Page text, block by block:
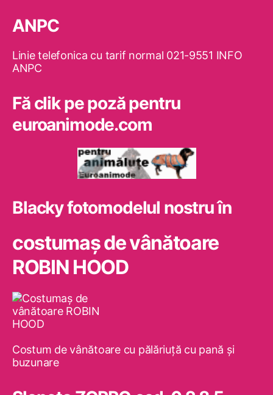
ANPC
Linie telefonica cu tarif normal 021-9551 INFO
ANPC
Fă clik pe poză pentru
euroanimode.com
Blacky fotomodelul nostru în
costumaş de vânătoare
ROBIN HOOD
Costum de vânătoare cu pălăriuţă cu pană şi
buzunare